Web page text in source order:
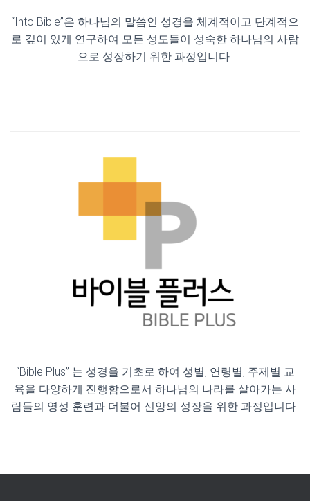
“Into Bible”은 하나님의 말씀인 성경을 체계적이고 단계적으
로 깊이 있게 연구하여 모든 성도들이 성숙한 하나님의 사람
으로 성장하기 위한 과정입니다.
“Bible Plus” 는 성경을 기초로 하여 성별, 연령별, 주제별 교
육을 다양하게 진행함으로서 하나님의 나라를 살아가는 사
람들의 영성 훈련과 더불어 신앙의 성장을 위한 과정입니다.